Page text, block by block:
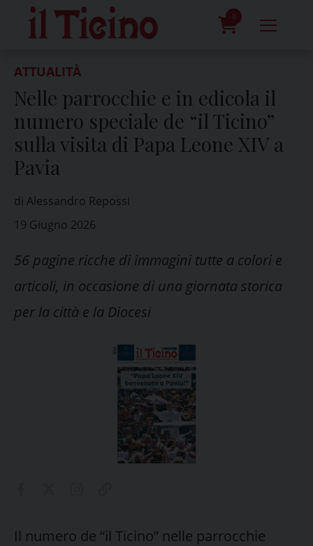
content
0
ATTUALITÀ
Nelle parrocchie e in edicola il
numero speciale de “il Ticino”
sulla visita di Papa Leone XIV a
Pavia
di Alessandro Repossi
19 Giugno 2026
56 pagine ricche di immagini tutte a colori e
articoli, in occasione di una giornata storica
per la città e la Diocesi
Il numero de “il Ticino” nelle parrocchie